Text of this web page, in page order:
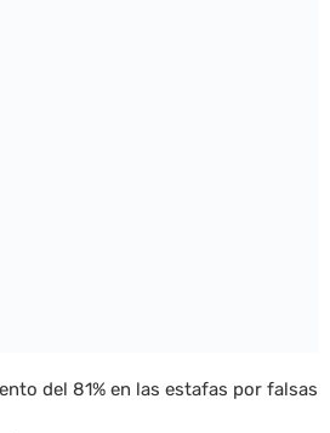
del 81% en las estafas por falsas